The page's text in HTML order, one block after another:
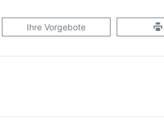
Ihre Vorgebote